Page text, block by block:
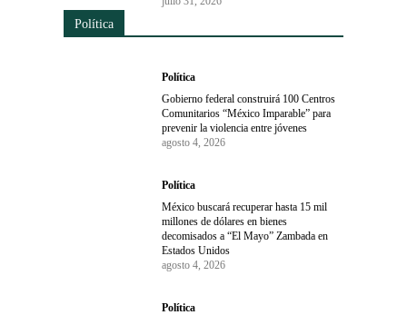
Política
Política
Gobierno federal construirá 100 Centros
Comunitarios “México Imparable” para
prevenir la violencia entre jóvenes
agosto 4, 2026
Política
México buscará recuperar hasta 15 mil
millones de dólares en bienes
decomisados a “El Mayo” Zambada en
Estados Unidos
agosto 4, 2026
Política